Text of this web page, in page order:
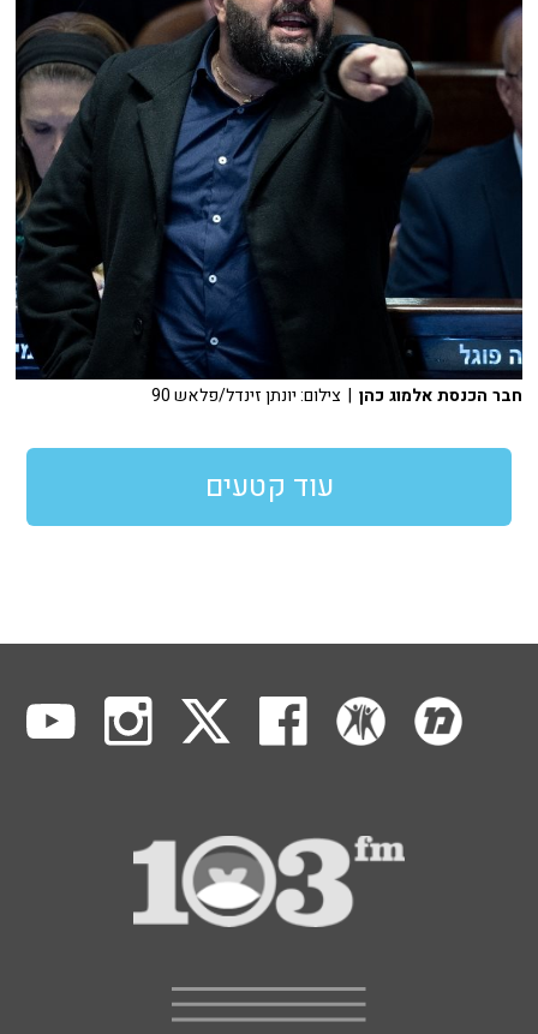
חבר הכנסת אלמוג כהן | צילום: יונתן זינדל/פלאש 90
עוד קטעים